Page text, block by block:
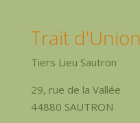
Trait d'Union
Tiers Lieu Sautron
29, rue de la Vallée
44880 SAUTRON